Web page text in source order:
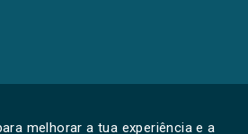
melhorar a tua experiência e a